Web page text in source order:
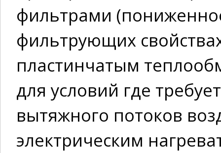
фильтрами
фильтрующих
пластинчатым
для условий где
вытяжного потоков
электрическим